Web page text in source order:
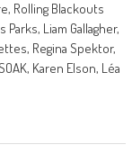
Rolling Blackouts
Parks, Liam Gallagher,
Regina Spektor,
Karen Elson, Léa